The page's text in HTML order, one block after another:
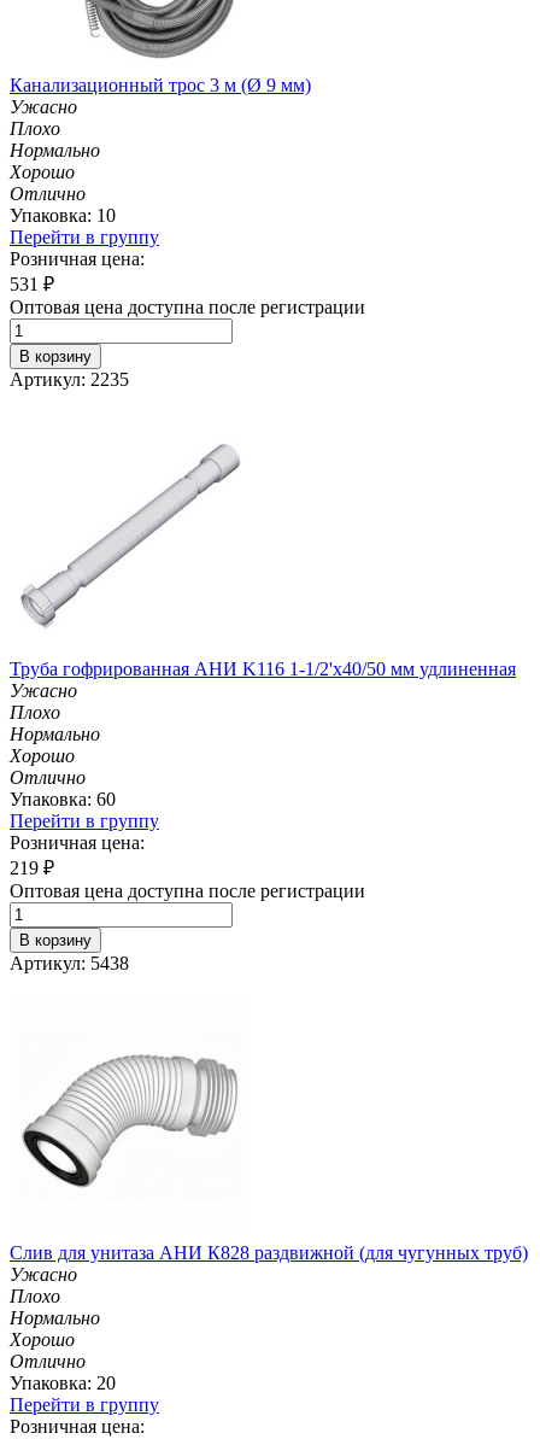
Канализационный трос 3 м (Ø 9 мм)
Ужасно
Плохо
Нормально
Хорошо
Отлично
Упаковка: 10
Перейти в группу
Розничная цена:
531 ₽
Оптовая цена доступна после регистрации
В корзину
Артикул: 2235
Труба гофрированная АНИ K116 1-1/2'х40/50 мм удлиненная
Ужасно
Плохо
Нормально
Хорошо
Отлично
Упаковка: 60
Перейти в группу
Розничная цена:
219 ₽
Оптовая цена доступна после регистрации
В корзину
Артикул: 5438
Слив для унитаза АНИ К828 раздвижной (для чугунных труб)
Ужасно
Плохо
Нормально
Хорошо
Отлично
Упаковка: 20
Перейти в группу
Розничная цена: